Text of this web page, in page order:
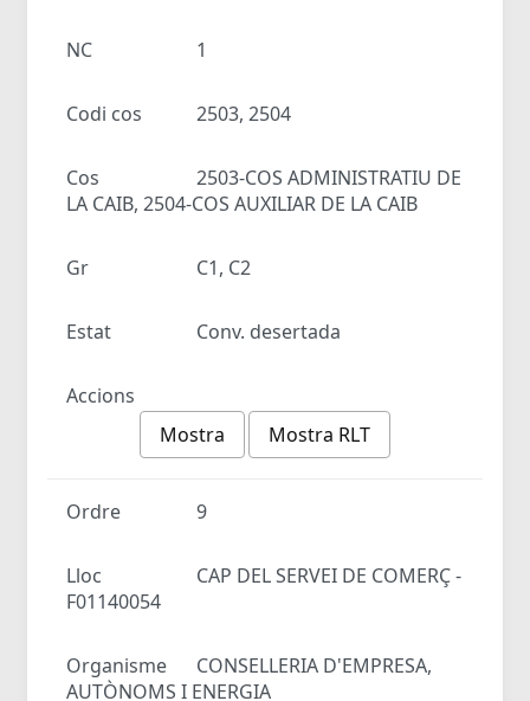
NC 1
Codi cos 2503, 2504
Cos
2503-COS ADMINISTRATIU DE
LA CAIB, 2504-COS AUXILIAR DE LA CAIB
Gr C1, C2
Estat Conv. desertada
Accions
Mostra
Mostra RLT
Ordre 9
Lloc
CAP DEL SERVEI DE COMERÇ -
F01140054
Organisme
CONSELLERIA D'EMPRESA,
AUTÒNOMS I ENERGIA